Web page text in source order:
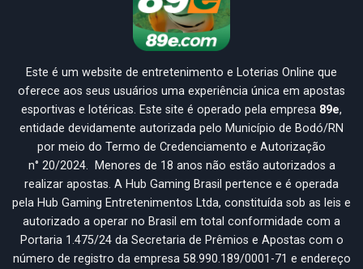
Este é um website de entretenimento e Loterias Online que
oferece aos seus usuários uma experiência única em apostas
esportivas e lotéricas. Este site é operado pela empresa 89e,
entidade devidamente autorizada pelo Município de Bodó/RN
por meio do Termo de Credenciamento e Autorização
n° 20/2024. Menores de 18 anos não estão autorizados a
realizar apostas. A Hub Gaming Brasil pertence e é operada
pela Hub Gaming Entretenimentos Ltda, constituída sob as leis e
autorizado a operar no Brasil em total conformidade com a
Portaria 1.475/24 da Secretaria de Prêmios e Apostas com o
número de registro da empresa 58.990.189/0001-71 e endereço